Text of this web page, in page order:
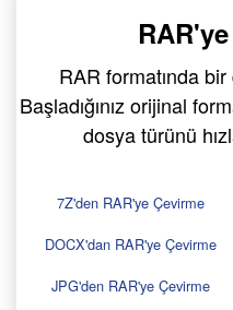
RAR formatında
Başladığınız orijinal
dosya türünü
7Z'den RAR'ye Çevirme
DOCX'dan RAR'ye Çevirme
JPG'den RAR'ye Çevirme